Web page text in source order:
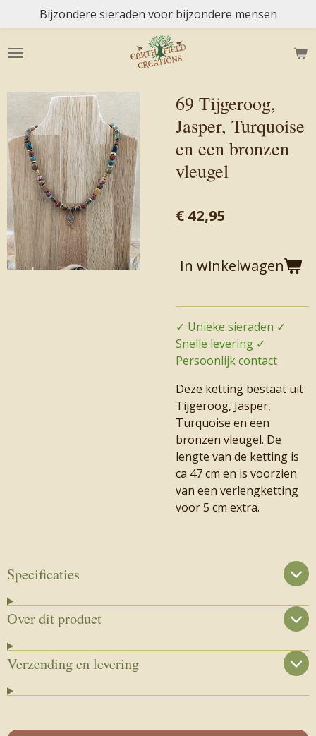
direct
naar
Bijzondere sieraden voor bijzondere mensen
69 Tijgeroog,
Jasper, Turquoise
en een bronzen
vleugel
€ 42,95
In winkelwagen
✓ Unieke sieraden ✓
Snelle levering ✓
Persoonlijk contact
Deze ketting bestaat uit
Tijgeroog, Jasper,
Turquoise en een
bronzen vleugel. De
lengte van de ketting is
ca 47 cm en is voorzien
van een verlengketting
voor 5 cm extra.
Specificaties
Over dit product
Verzending en levering